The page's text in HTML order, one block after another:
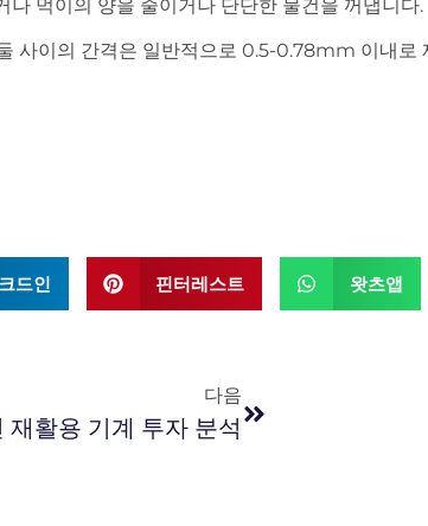
나 먹이의 양을 줄이거나 단단한 물건을 꺼냅니다.
사이의 간격은 일반적으로 0.5-0.78mm 이내로
드인 핀터레스트 왓츠앱
다음
재활용 기계 투자 분석